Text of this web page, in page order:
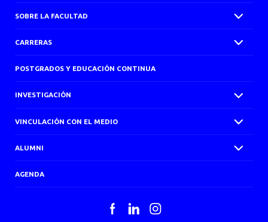
SOBRE LA FACULTAD
CARRERAS
POSTGRADOS Y EDUCACIÓN CONTINUA
INVESTIGACIÓN
VINCULACIÓN CON EL MEDIO
ALUMNI
AGENDA
FacebookLinkedInInstagram